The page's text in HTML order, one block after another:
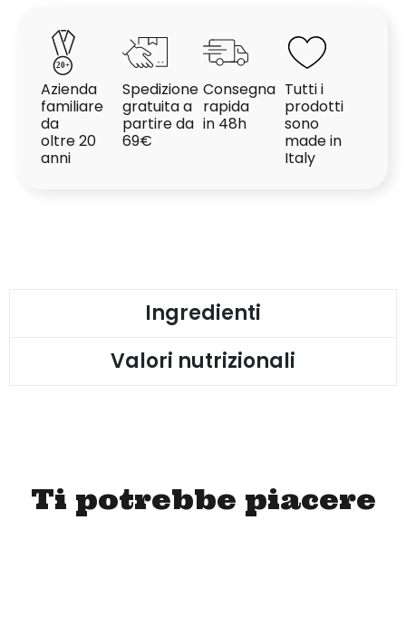
20+
Azienda
familiare
da
oltre 20
anni
Spedizione
gratuita a
partire da
69€
Consegna
rapida
in 48h
Tutti i
prodotti
sono
made in
Italy
Ingredienti
Valori nutrizionali
Ti potrebbe piacere